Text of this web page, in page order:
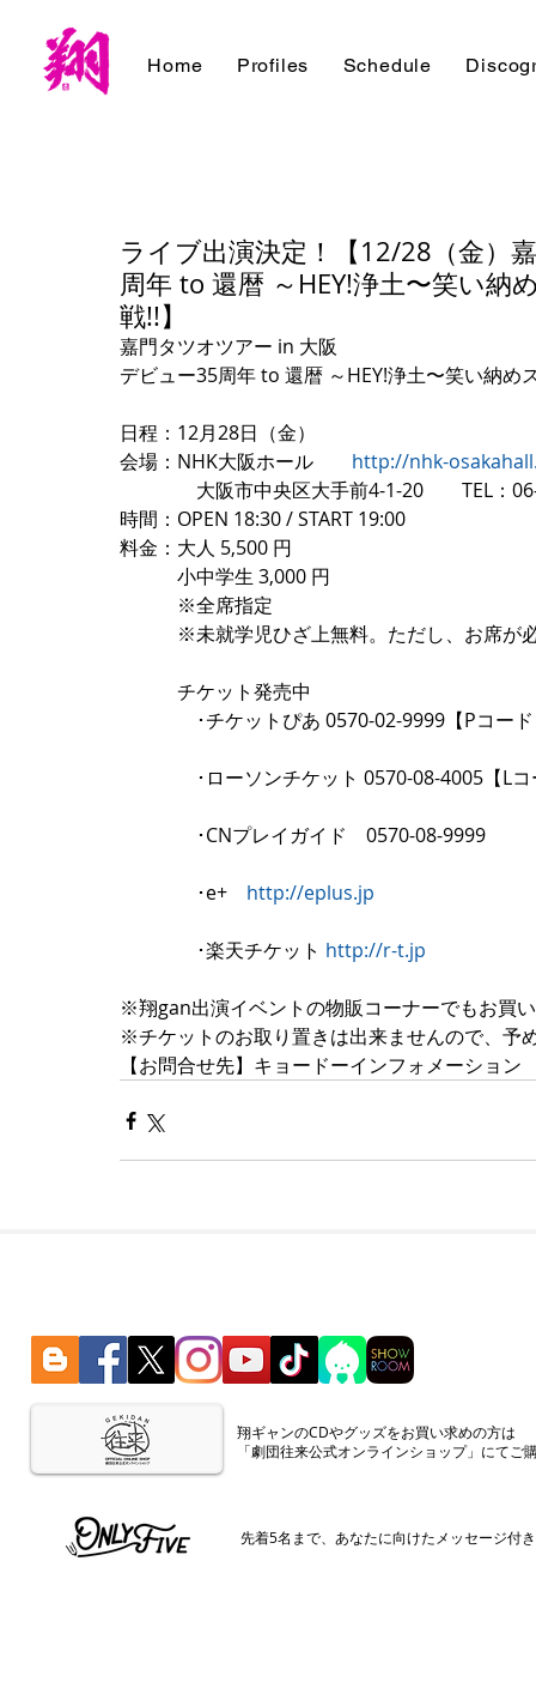
Home Profiles Schedule
ライブ出演決定！【12/28（金）
周年 to 還暦 ～HEY!浄土〜笑い
戦!!】
嘉門タツオツアー in 大阪
デビュー35周年 to 還暦 ～HEY!浄土〜笑い納
日程：12月28日（金）
会場：NHK大阪ホール http://nhk-
大阪市中央区大手前4-1-20　　TEL：06-
時間：OPEN 18:30 / START 19:00
料金：大人 5,500 円
小中学生 3,000 円
※全席指定
※未就学児ひざ上無料。ただし、お席が必
チケット発売中
･チケットぴあ 0570-02-9999【Pコード
･ローソンチケット 0570-08-4005【Lコ
･CNプレイガイド　0570-08-9999
･e+ http://eplus.jp
･楽天チケット http://r-t.jp
※翔gan出演イベントの物販コーナーでもお買
※チケットのお取り置きは出来ませんので、予
【お問合せ先】キョードーインフォメーション
​翔ギャンのCDやグッズをお買い求めの方は
「劇団往来公式オンラインショップ」にてご
先着5名まで、あなたに向けたメッセージ付